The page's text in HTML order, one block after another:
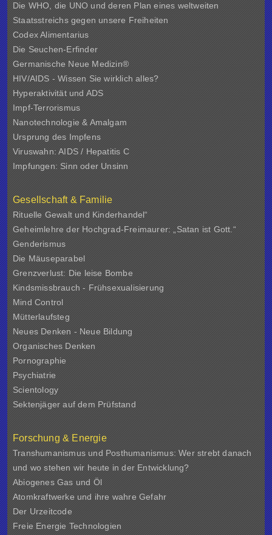
Die WHO, die UNO und deren Plan eines weltweiten
Staatsstreichs gegen unsere Freiheiten
Codex Alimentarius
Die Seuchen-Erfinder
Germanische Neue Medizin®
HIV/AIDS - Wissen Sie wirklich alles?
Hyperaktivität und ADS
Impf-Terrorismus
Nanotechnologie & Amalgam
Ursprung des Impfens
Viruswahn: AIDS / Hepatitis C
Impfungen: Sinn oder Unsinn
Gesellschaft & Familie
Rituelle Gewalt und Kinderhandel“
Geheimlehre der Hochgrad-Freimaurer: „Satan ist Gott.“
Genderismus
Die Mäuseparabel
Grenzverlust: Die leise Bombe
Kindsmissbrauch - Frühsexualisierung
Mind Control
Mütterlaufsteg
Neues Denken - Neue Bildung
Organisches Denken
Pornographie
Psychiatrie
Scientology
Sektenjäger auf dem Prüfstand
Forschung & Energie
Transhumanismus und Posthumanismus: Wer strebt danach
und wo stehen wir heute in der Entwicklung?
Abiogenes Gas und Öl
Atomkraftwerke und ihre wahre Gefahr
Der Urzeitcode
Freie Energie Technologien